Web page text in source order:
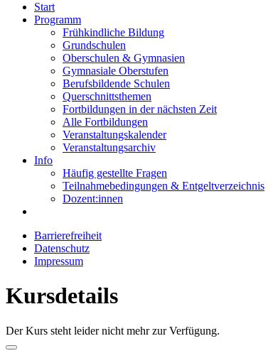
Start
Programm
Frühkindliche Bildung
Grundschulen
Oberschulen & Gymnasien
Gymnasiale Oberstufen
Berufsbildende Schulen
Querschnittsthemen
Fortbildungen in der nächsten Zeit
Alle Fortbildungen
Veranstaltungskalender
Veranstaltungsarchiv
Info
Häufig gestellte Fragen
Teilnahmebedingungen & Entgeltverzeichnis
Dozent:innen
Barrierefreiheit
Datenschutz
Impressum
Kursdetails
Der Kurs steht leider nicht mehr zur Verfügung.